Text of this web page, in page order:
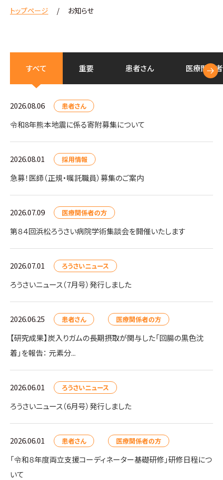
トップページ お知らせ
すべて 重要 患者さん 医療関係
2026.08.06 患者さん
令和8年熊本地震に係る寄附募集について
2026.08.01 採用情報
急募！医師（正規・嘱託職員）募集のご案内
2026.07.09 医療関係者の方
第８４回浜松ろうさい病院学術集談会を開催いたします
2026.07.01 ろうさいニュース
ろうさいニュース（7月号）発行しました
2026.06.25 患者さん 医療関係者の方
【研究成果】炭入りガムの長期摂取が関与した「回腸の黒色沈
着」を報告： 元素分...
2026.06.01 ろうさいニュース
ろうさいニュース（6月号）発行しました
2026.06.01 患者さん 医療関係者の方
「令和８年度両立支援コーディネーター基礎研修」研修日程につ
いて